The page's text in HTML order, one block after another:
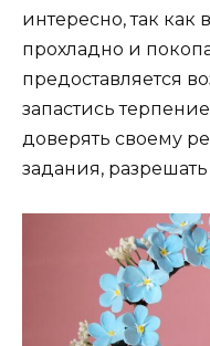
интересно, так как
прохладно и
предоставляется
запастись
доверять своему
задания,